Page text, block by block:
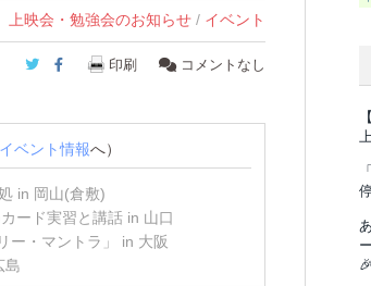
上映会・勉強会のお知らせ/ イベント
Twitter
Facebook
印刷 コメントなし
イベント情報へ）
in 岡山(倉敷)
ード実習と講話 in 山口
・マントラ」 in 大阪
島